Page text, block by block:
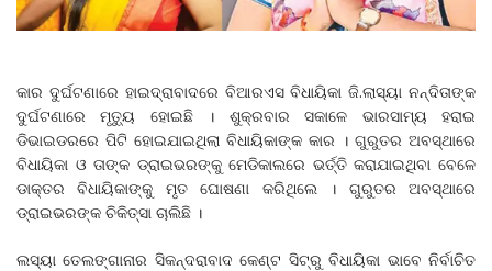
କାର ଦୁର୍ଘଟଣାରେ ହାଇଦ୍ରାବାଦରେ ବିଆରଏସ ବିଧାୟିକା ଜି.ଲାସ୍ୟା ନନ୍ଦିତାଙ୍କ
ଦୁର୍ଘଟଣାରେ ମୃତ୍ୟୁ ହୋଇଛି । ଶୁକ୍ରବାର ସକାଳେ ଭାରସାମ୍ୟ ହରାଇ
ଡିଭାଇଡରରେ ପିଟି ହୋଇଯାଇଥିଲା ବିଧାୟିକାଙ୍କ କାର । ଗୁରୁତର ଅବସ୍ଥାରେ
ବିଧାୟିକା ଓ ତାଙ୍କ ଡ୍ରାଇଭରଙ୍କୁ ମେଡିକାଲରେ ଭର୍ତ୍ତି କରାଯାଇଥିବା ବେଳେ
ଡାକ୍ତର ବିଧାୟିକାଙ୍କୁ ମୃତ ଘୋଷଣା କରିଥିଲେ । ଗୁରୁତର ଅବସ୍ଥାରେ
ଡ୍ରାଇଭରଙ୍କ ଚିକିତ୍ସା ଚାଲିଛି ।
ଲସ୍ୟା ତେଲଙ୍ଗାନାର ସିକନ୍ଦରାବାଦ କେଣ୍ଟ ସିଟ୍‌ରୁ ବିଧାୟିକା ଭାବେ ନିର୍ବାଚିତ